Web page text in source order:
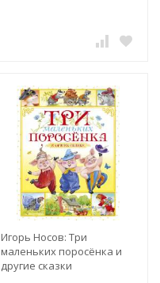
Игорь Носов: Три
маленьких поросёнка и
другие сказки